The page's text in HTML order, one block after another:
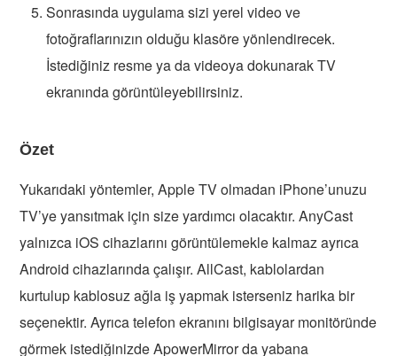
Sonrasında uygulama sizi yerel video ve
fotoğraflarınızın olduğu klasöre yönlendirecek.
İstediğiniz resme ya da videoya dokunarak TV
ekranında görüntüleyebilirsiniz.
Özet
Yukarıdaki yöntemler, Apple TV olmadan iPhone’unuzu
TV’ye yansıtmak için size yardımcı olacaktır. AnyCast
yalnızca iOS cihazlarını görüntülemekle kalmaz ayrıca
Android cihazlarında çalışır. AllCast, kablolardan
kurtulup kablosuz ağla iş yapmak isterseniz harika bir
seçenektir. Ayrıca telefon ekranını bilgisayar monitöründe
görmek istediğinizde ApowerMirror da yabana